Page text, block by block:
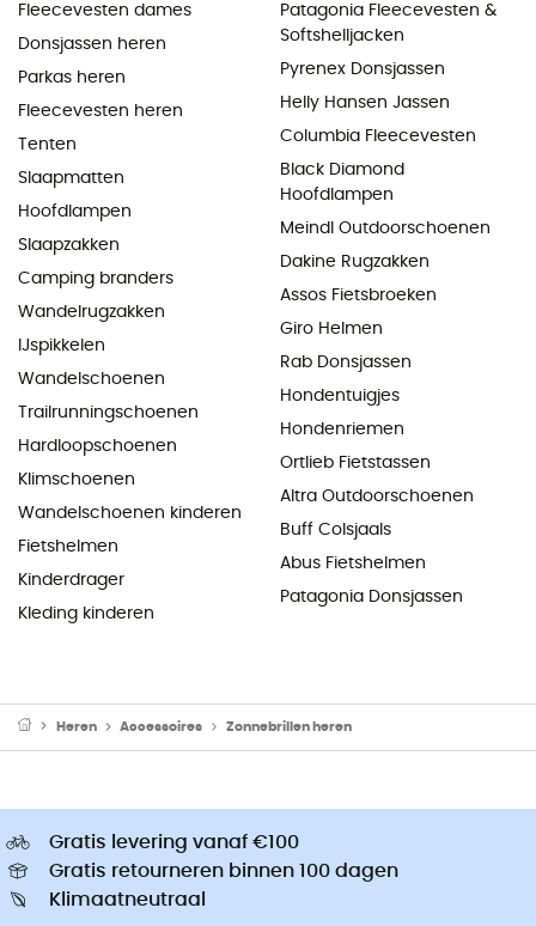
Fleecevesten dames
Donsjassen heren
Parkas heren
Fleecevesten heren
Tenten
Slaapmatten
Hoofdlampen
Slaapzakken
Camping branders
Wandelrugzakken
IJspikkelen
Wandelschoenen
Trailrunningschoenen
Hardloopschoenen
Klimschoenen
Wandelschoenen kinderen
Fietshelmen
Kinderdrager
Kleding kinderen
Patagonia Fleecevesten &
Softshelljacken
Pyrenex Donsjassen
Helly Hansen Jassen
Columbia Fleecevesten
Black Diamond
Hoofdlampen
Meindl Outdoorschoenen
Dakine Rugzakken
Assos Fietsbroeken
Giro Helmen
Rab Donsjassen
Hondentuigjes
Hondenriemen
Ortlieb Fietstassen
Altra Outdoorschoenen
Buff Colsjaals
Abus Fietshelmen
Patagonia Donsjassen
Heren Accessoires Zonnebrillen heren
Gratis levering vanaf €100
Gratis retourneren binnen 100 dagen
Klimaatneutraal